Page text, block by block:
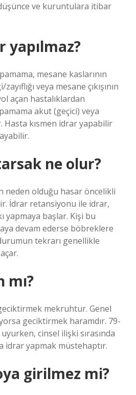
ve kuruntulara itibar
yapılmaz?
mesane kaslarının
veya mesane çıkışının
açan hastalıklardan
akut (geçici) veya
Hasta kısmen idrar yapabilir
ne olur?
neden olduğu hasar öncelikli
İdrar retansiyonu ile idrar,
yapmaya başlar. Kişi bu
devam ederse böbreklere
tekrarı genellikle
mı?
mekruhtur. Genel
geciktirmek haramdır. 79-
cinsel ilişki sırasında
idrar yapmak müstehaptır.
girilmez mi?